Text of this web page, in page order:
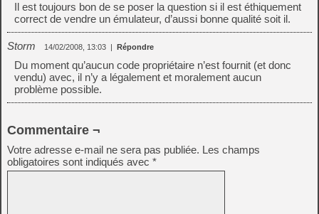
Il est toujours bon de se poser la question si il est éthiquement
correct de vendre un émulateur, d’aussi bonne qualité soit il.
Storm 14/02/2008, 13:03 | Répondre
Du moment qu’aucun code propriétaire n’est fournit (et donc
vendu) avec, il n’y a légalement et moralement aucun
problème possible.
Commentaire ¬
Votre adresse e-mail ne sera pas publiée. Les champs
obligatoires sont indiqués avec *